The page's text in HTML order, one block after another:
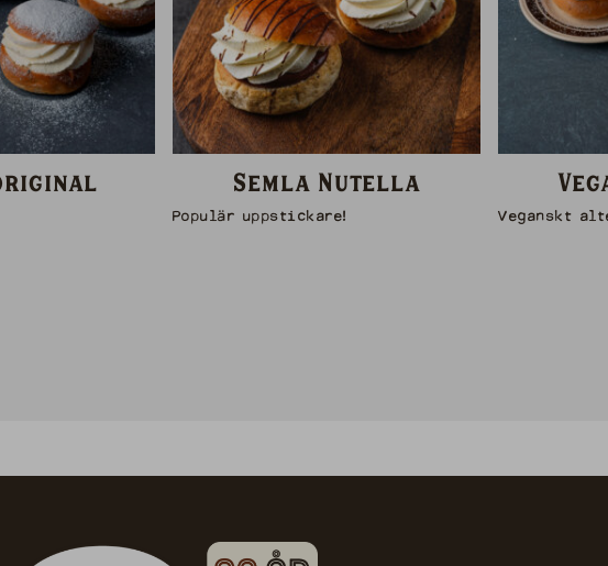
Semla Nutella
Populär uppstickare! Veganskt